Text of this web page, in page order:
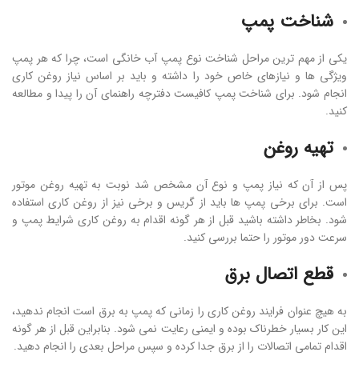
شناخت پمپ
یکی از مهم ترین مراحل شناخت نوع پمپ آب خانگی است، چرا که هر پمپ
ویژگی ها و نیازهای خاص خود را داشته و باید بر اساس نیاز روغن کاری
انجام شود. برای شناخت پمپ کافیست دفترچه راهنمای آن را پیدا و مطالعه
کنید.
تهیه روغن
پس از آن که نیاز پمپ و نوع آن مشخص شد نوبت به تهیه روغن موتور
است. برای برخی پمپ ها باید از گریس و برخی نیز از روغن کاری استفاده
شود. بخاطر داشته باشید قبل از هر گونه اقدام به روغن کاری شرایط پمپ و
سرعت دور موتور را حتما بررسی کنید.
قطع اتصال برق
به هیچ عنوان فرایند روغن کاری را زمانی که پمپ به برق است انجام ندهید،
این کار بسیار خطرناک بوده و ایمنی رعایت نمی شود. بنابراین قبل از هر گونه
اقدام تمامی اتصالات را از برق جدا کرده و سپس مراحل بعدی را انجام دهید.